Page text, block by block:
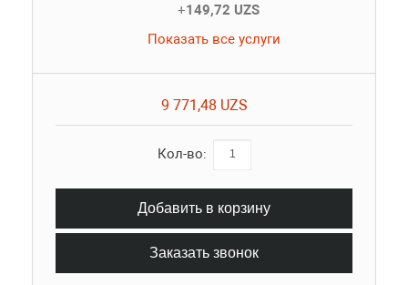
+149,72 UZS
Показать все услуги
9 771,48 UZS
Кол-во:
Добавить в корзину
Заказать звонок